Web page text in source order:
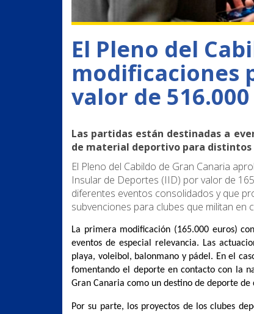
El Pleno del
modificaciones
valor de
Las partidas están destinadas a
de material deportivo para distintos
El Pleno del Cabildo de Gran Canaria
Insular de Deportes (IID) por valor de
diferentes eventos consolidados y que
subvenciones para clubes que militan en
La primera modificación (165.000 euros)
eventos de especial relevancia. Las
playa, voleibol, balonmano y pádel. En el
fomentando el deporte en contacto con la
Gran Canaria como un destino de deporte
Por su parte, los proyectos de los clubes